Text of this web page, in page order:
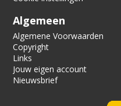
Algemeen
Algemene Voorwaarden
Copyright
Links
Jouw eigen account
Nieuwsbrief